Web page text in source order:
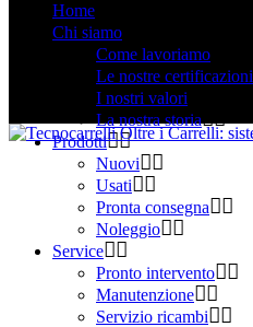
Home
Chi siamo
Come lavoriamo
Le nostre certificazioni
I nostri valori
La nostra storia
Prodotti
Nuovi
Usati
Pronta consegna
Noleggio
Service
Pronto intervento
Manutenzione
Servizio ricambi